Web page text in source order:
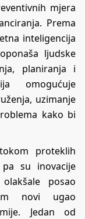
mjera
Prema
inteligencija
ljudske
planiranja i
omogućuje
uzimanje
kako bi
proteklih
su inovacije
posao
novi ugao
Jedan od